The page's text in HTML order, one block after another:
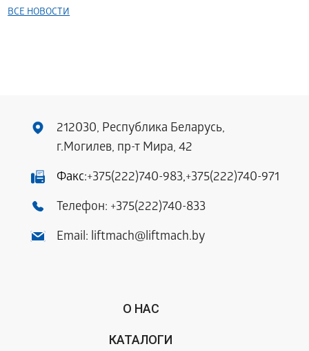
ВСЕ НОВОСТИ
212030, Республика Беларусь,
г.Могилев, пр-т Мира, 42
Факс:+375(222)740-983,+375(222)740-971
Телефон: +375(222)740-833
Email: liftmach@liftmach.by
О НАС
КАТАЛОГИ